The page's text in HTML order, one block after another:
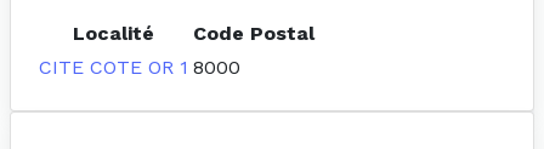
Localité
Code Postal
CITE COTE OR 1 8000